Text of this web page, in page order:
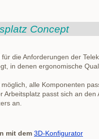
Concept
die Anforderungen der
in denen ergonomische
alle Komponenten
Arbeitsplatz passt sich an den
an.
mit dem 3D-Konfigurator